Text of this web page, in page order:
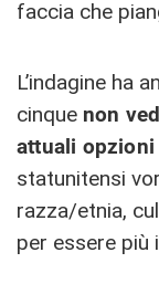
faccia che
L’indagine ha
cinque non
attuali
statunitensi
razza/etnia,
per essere più